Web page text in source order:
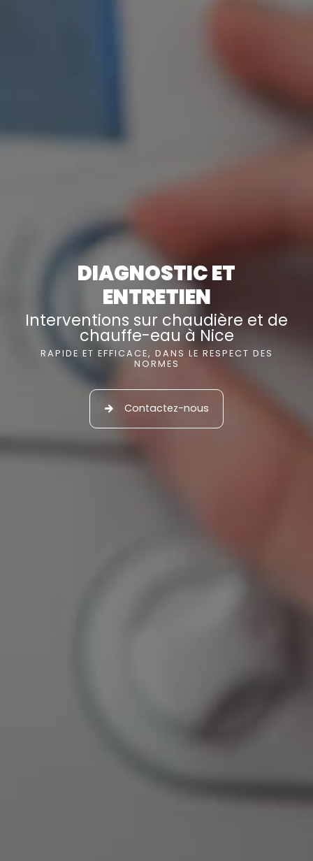
DIAGNOSTIC ET
ENTRETIEN
Interventions sur chaudière et de
chauffe-eau à Nice
RAPIDE ET EFFICACE, DANS LE RESPECT DES
NORMES
Contactez-nous